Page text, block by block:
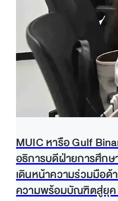
MUIC หารือ Gulf
อธิการบดีฝ่ายการศึก
เดินหน้าความร่วมมือด้
ความพร้อมบัณฑิตสู่ยุ